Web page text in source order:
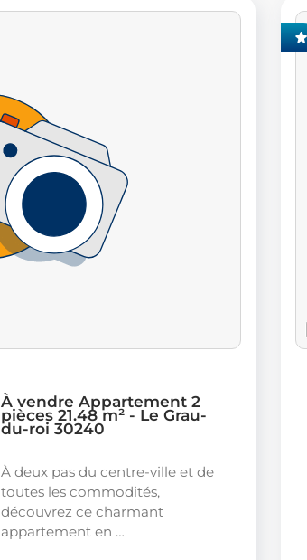
À vendre Appartement 2
pièces 21.48 m² - Le Grau-
du-roi 30240
À deux pas du centre-ville et de
toutes les commodités,
découvrez ce charmant
appartement en …